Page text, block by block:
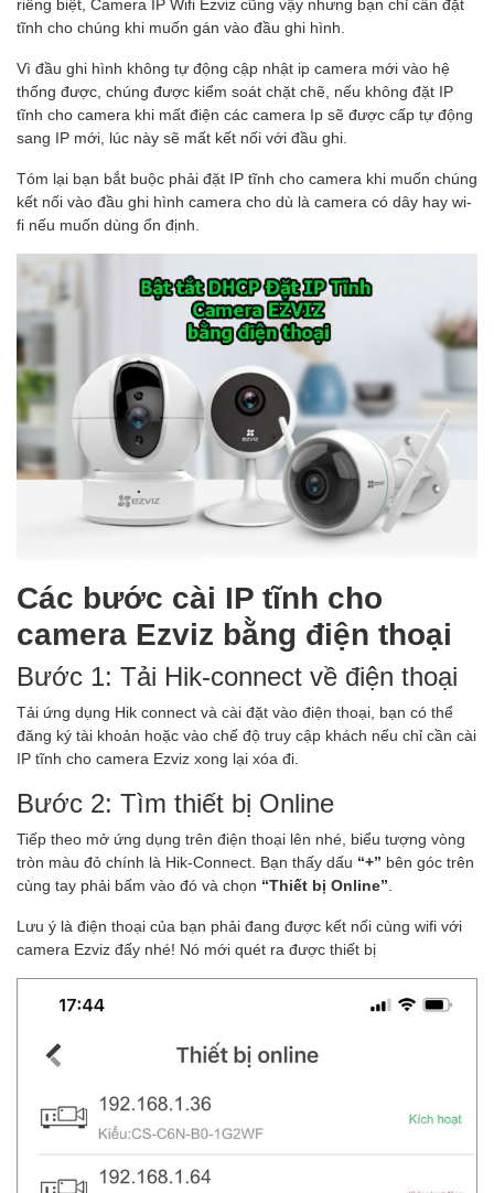
riêng biệt, Camera IP Wifi Ezviz cũng vậy nhưng bạn chỉ cần đặt
tĩnh cho chúng khi muốn gán vào đầu ghi hình.
Vì đầu ghi hình không tự động cập nhật ip camera mới vào hệ
thống được, chúng được kiểm soát chặt chẽ, nếu không đặt IP
tĩnh cho camera khi mất điện các camera Ip sẽ được cấp tự động
sang IP mới, lúc này sẽ mất kết nối với đầu ghi.
Tóm lại bạn bắt buộc phải đặt IP tĩnh cho camera khi muốn chúng
kết nối vào đầu ghi hình camera cho dù là camera có dây hay wi-
fi nếu muốn dùng ổn định.
Các bước cài IP tĩnh cho
camera Ezviz bằng điện thoại
Bước 1: Tải Hik-connect về điện thoại
Tải ứng dụng Hik connect và cài đặt vào điện thoại, bạn có thể
đăng ký tài khoản hoặc vào chế độ truy cập khách nếu chỉ cần cài
IP tĩnh cho camera Ezviz xong lại xóa đi.
Bước 2: Tìm thiết bị Online
Tiếp theo mở ứng dụng trên điện thoại lên nhé, biểu tượng vòng
tròn màu đỏ chính là Hik-Connect. Bạn thấy dấu “+” bên góc trên
cùng tay phải bấm vào đó và chọn “Thiết bị Online”
Lưu ý là điện thoại của bạn phải đang được kết nối cùng wifi với
camera Ezviz đấy nhé! Nó mới quét ra được thiết bị